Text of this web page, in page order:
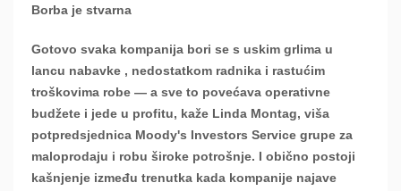
Borba je stvarna
Gotovo svaka kompanija bori se s uskim grlima u
lancu nabavke , nedostatkom radnika i rastućim
troškovima robe — a sve to povećava operativne
budžete i jede u profitu, kaže Linda Montag, viša
potpredsjednica Moody's Investors Service grupe za
maloprodaju i robu široke potrošnje. I obično postoji
kašnjenje između trenutka kada kompanije najave